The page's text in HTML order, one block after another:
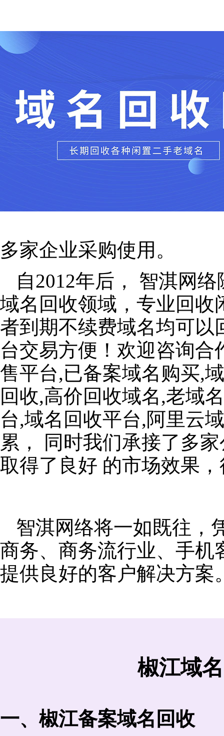
多家企业采购使用。
自2012年后， 智淇网
域名回收领域，专业回收
者到期不续费域名均可以
台交易方便！欢迎咨询
售平台,已备案域名购买,
回收,高价回收域名,老域
台,域名回收平台,阿里云
累， 同时我们承接了多
取得了良好 的市场效果
智淇网络将一如既往，
商务、商务流行业、手机
提供良好的客户解决方案
椒江域
一、椒江备案域名回收